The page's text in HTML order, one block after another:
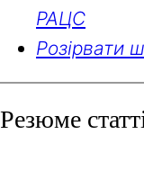
РАЦС
Розірвати
Резюме